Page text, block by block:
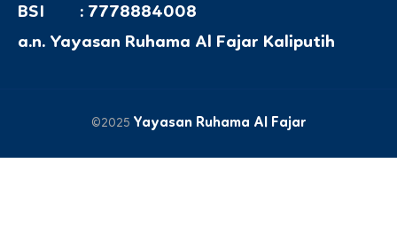
BSI : 7778884008
a.n. Yayasan Ruhama Al Fajar Kaliputih
©2025 Yayasan Ruhama Al Fajar